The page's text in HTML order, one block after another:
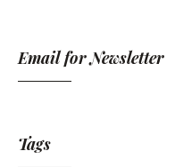
Email for Newsletter
Tags